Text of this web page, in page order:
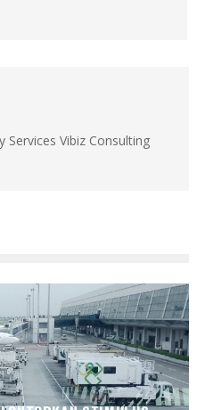
Vibiz Consulting